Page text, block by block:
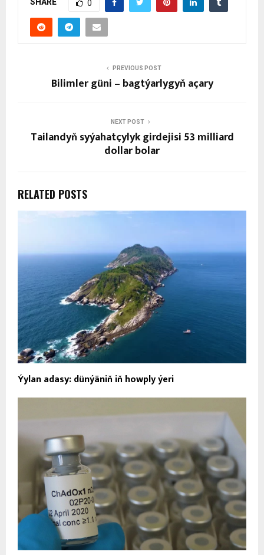
0
PREVIOUS POST
Bilimler güni – bagtýarlygyň açary
NEXT POST
Tailandyň syýahatçylyk girdejisi 53 milliard
dollar bolar
RELATED POSTS
Ýylan adasy: dünýäniň iň howply ýeri